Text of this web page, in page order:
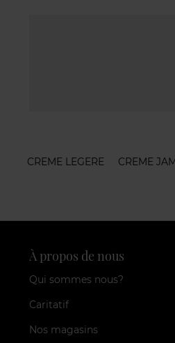
CREME LEGERE CREME
À propos de nous
Qui sommes nous?
Caritatif
Nos magasins